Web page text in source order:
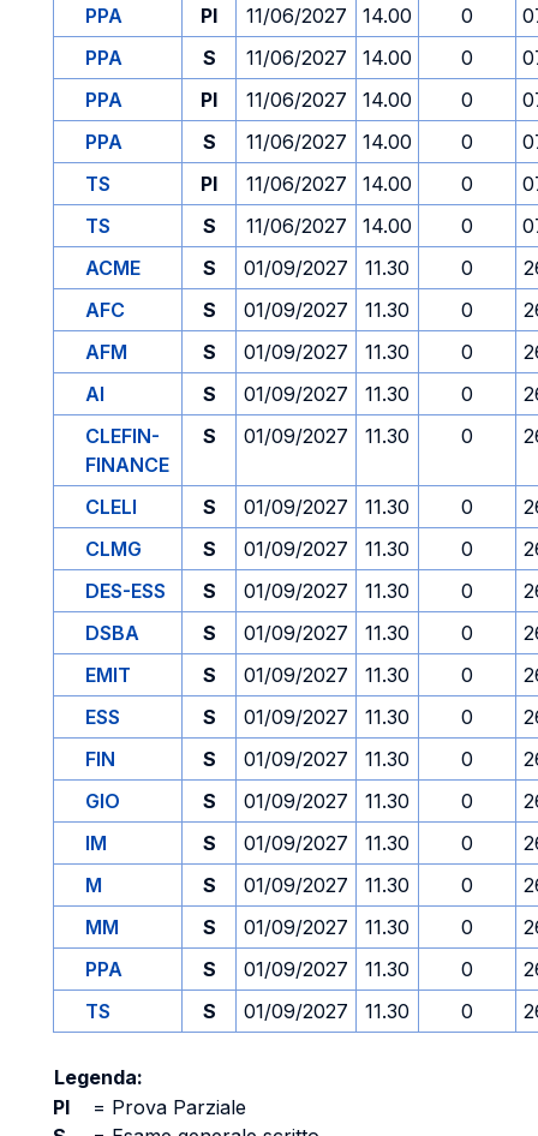
PPA
PI 11/06/2027 14.00 0
PPA
S 11/06/2027 14.00 0
PPA
PI 11/06/2027 14.00 0
PPA
S 11/06/2027 14.00 0
TS
PI 11/06/2027 14.00 0
TS
S 11/06/2027 14.00 0
ACME
S 01/09/2027 11.30 0
AFC
S 01/09/2027 11.30 0
AFM
S 01/09/2027 11.30 0
AI
S 01/09/2027 11.30 0
CLEFIN-
FINANCE
S 01/09/2027 11.30 0
CLELI S 01/09/2027 11.30 0
CLMG
S 01/09/2027 11.30 0
DES-ESS
S 01/09/2027 11.30 0
DSBA
S 01/09/2027 11.30 0
EMIT
S 01/09/2027 11.30 0
ESS
S 01/09/2027 11.30 0
FIN
S 01/09/2027 11.30 0
GIO
S 01/09/2027 11.30 0
IM
S 01/09/2027 11.30 0
M
S 01/09/2027 11.30 0
MM
S 01/09/2027 11.30 0
PPA
S 01/09/2027 11.30 0
TS
S 01/09/2027 11.30 0
Legenda:
PI
= Prova Parziale